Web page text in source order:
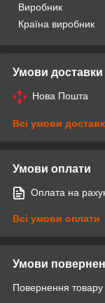
Виробник
Країна виробник
Умови доставки
Нова Пошта
Всі умови
Умови оплати
Оплата на
Всі умови оплати
Умови
Повернення